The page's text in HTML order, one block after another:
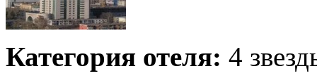
Категория отеля: 4